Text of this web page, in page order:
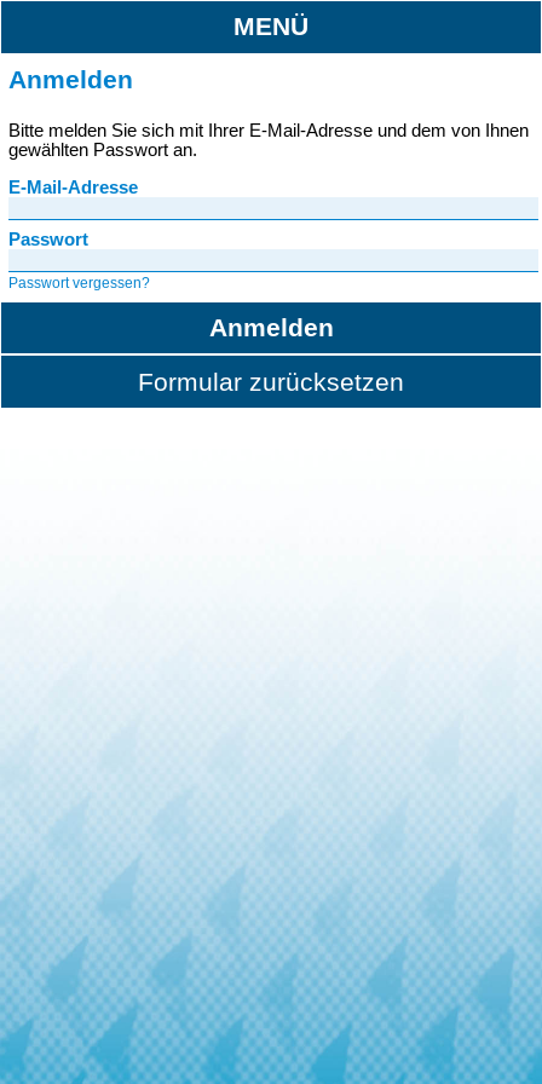
MENÜ
Anmelden
Bitte melden Sie sich mit Ihrer E-Mail-Adresse und dem von Ihnen
gewählten Passwort an.
E-Mail-Adresse
Passwort
Passwort vergessen?
Anmelden
Formular zurücksetzen